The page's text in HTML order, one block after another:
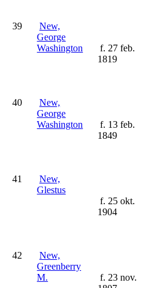
39
New,
George
Washington
f. 27 feb.
1819
40
New,
George
Washington
f. 13 feb.
1849
41
New,
Glestus
f. 25 okt.
1904
42
New,
Greenberry
M.
f. 23 nov.